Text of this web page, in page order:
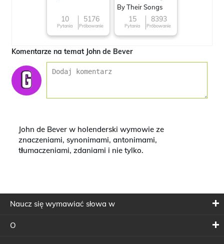
10
Pytania
5176
Próbowanie
By Their Songs
15
Pytania
8393
Próbowanie
Komentarze na temat John de Bever
John de Bever w holenderski wymowie ze
znaczeniami, synonimami, antonimami,
tłumaczeniami, zdaniami i nie tylko.
Naucz się wymawiać słowa w
O